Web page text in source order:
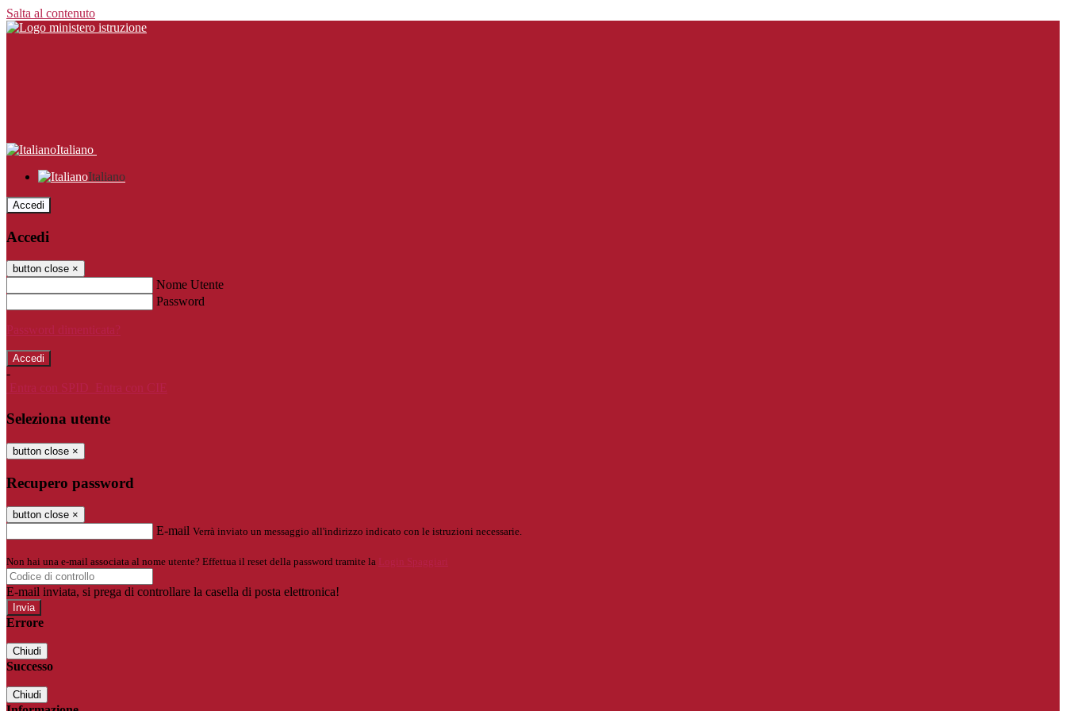
Salta al contenuto
Italiano
Italiano
Accedi
Accedi
button close ×
Nome Utente
Password
Password dimenticata?
-
Entra con SPID
Entra con CIE
Seleziona utente
button close ×
Recupero password
button close ×
E-mail Verrà inviato un messaggio all'indirizzo indicato con le istruzioni necessarie.
Non hai una e-mail associata al nome utente? Effettua il reset della password tramite la Login Spaggiari
E-mail inviata, si prega di controllare la casella di posta elettronica!
Errore
Chiudi
Successo
Chiudi